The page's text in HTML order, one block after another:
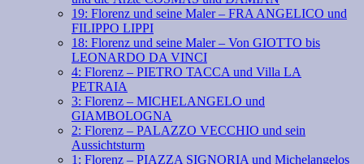
19: Florenz und seine Maler – FRA ANGELICO und
FILIPPO LIPPI
18: Florenz und seine Maler – Von GIOTTO bis
LEONARDO DA VINCI
4: Florenz – PIETRO TACCA und Villa LA
PETRAIA
3: Florenz – MICHELANGELO und
GIAMBOLOGNA
2: Florenz – PALAZZO VECCHIO und sein
Aussichtsturm
1: Florenz – PIAZZA SIGNORIA und Michelangelos